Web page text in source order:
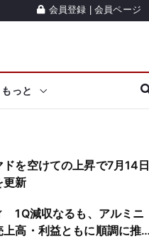
会員登録 会員ページ
もっと
を空けての上昇で7月14日
更新
1Q減収なるも、アルミニ
上高・利益ともに順調に推